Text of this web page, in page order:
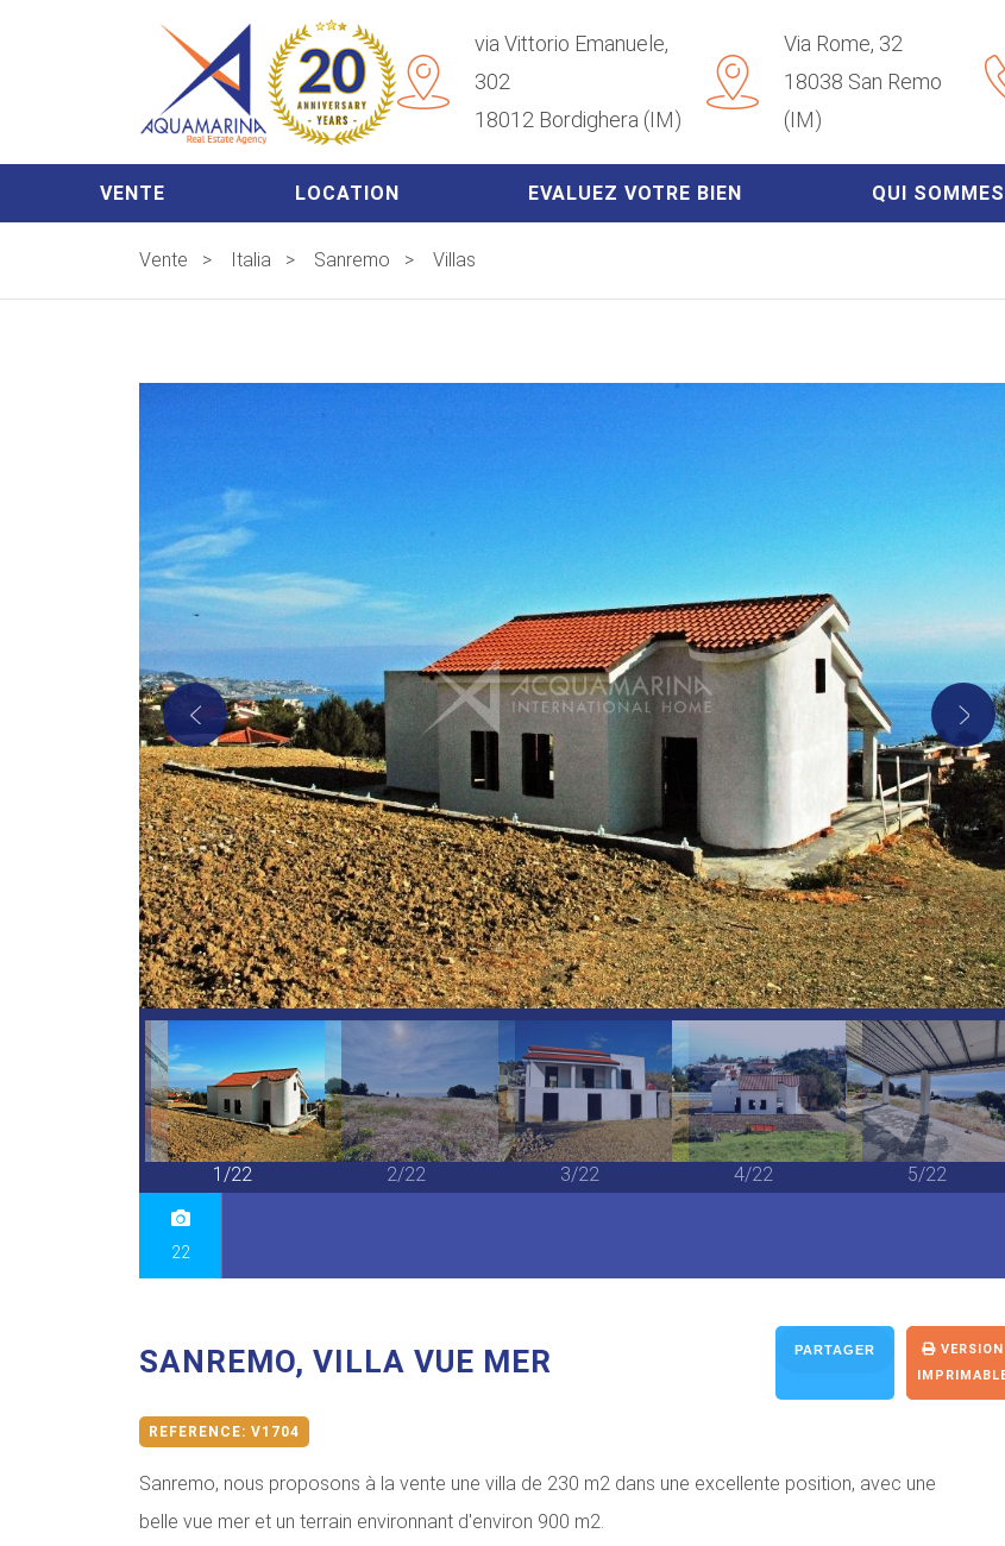
via Vittorio Emanuele,
302
18012 Bordighera (IM)
Via Rome, 32
18038 San Remo
(IM)
VENTE LOCATION EVALUEZ VOTRE BIEN QUI
Vente > Italia > Sanremo > Villas
1/22 2/22 3/22 4/22 5/22
22
SANREMO, VILLA VUE MER PARTAGER
VERSION
REFERENCE: V1704
Sanremo, nous proposons à la vente une villa de 230 m2 dans une excellente position, avec une
belle vue mer et un terrain environnant d'environ 900 m2.